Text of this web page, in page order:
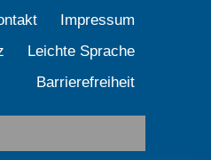
Impressum
Leichte Sprache
Barrierefreiheit